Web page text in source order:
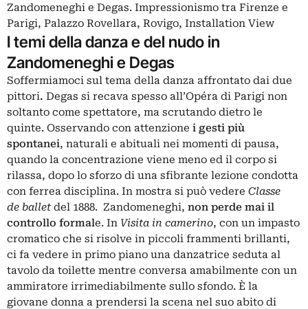
Zandomeneghi e Degas. Impressionismo tra Firenze e
Parigi, Palazzo Rovellara, Rovigo, Installation View
I temi della danza e del nudo in
Zandomeneghi e Degas
Soffermiamoci sul tema della danza affrontato dai due
pittori. Degas si recava spesso all’Opéra di Parigi non
soltanto come spettatore, ma scrutando dietro le
quinte. Osservando con attenzione i gesti più
spontanei, naturali e abituali nei momenti di pausa,
quando la concentrazione viene meno ed il corpo si
rilassa, dopo lo sforzo di una sfibrante lezione condotta
con ferrea disciplina. In mostra si può vedere Classe
de ballet del 1888. Zandomeneghi, non perde mai il
controllo formale. In Visita in camerino, con un impasto
cromatico che si risolve in piccoli frammenti brillanti,
ci fa vedere in primo piano una danzatrice seduta al
tavolo da toilette mentre conversa amabilmente con un
ammiratore irrimediabilmente sullo sfondo. È la
giovane donna a prendersi la scena nel suo abito di